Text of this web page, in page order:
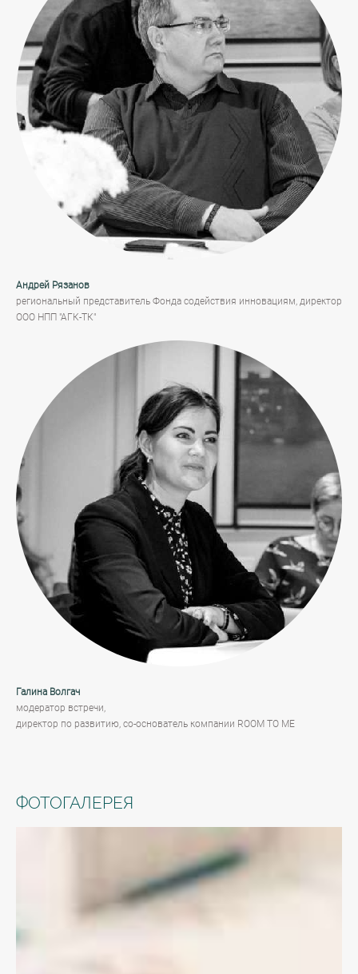
Андрей Рязанов
региональный представитель Фонда содействия инновациям, директор
ООО НПП "АГК-ТК"
Галина Волгач
модератор встречи,
директор по развитию, со-основатель компании ROOM TO ME
ФОТОГАЛЕРЕЯ